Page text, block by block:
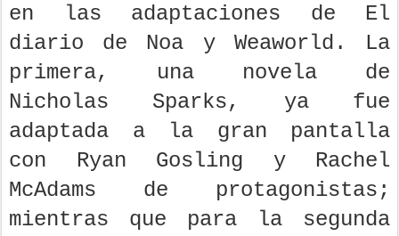
en las adaptaciones de El
diario de Noa y Weaworld. La
primera, una novela de
Nicholas Sparks, ya fue
adaptada a la gran pantalla
con Ryan Gosling y Rachel
McAdams de protagonistas;
mientras que para la segunda